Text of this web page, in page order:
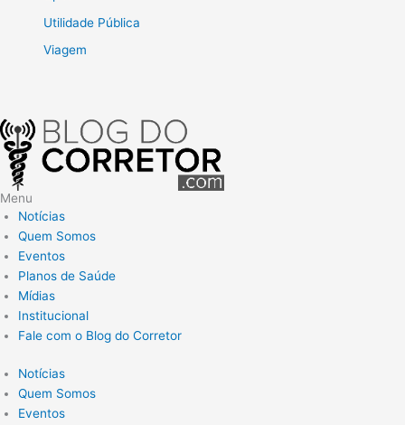
Utilidade Pública
Viagem
Menu
Notícias
Quem Somos
Eventos
Planos de Saúde
Mídias
Institucional
Fale com o Blog do Corretor
Notícias
Quem Somos
Eventos